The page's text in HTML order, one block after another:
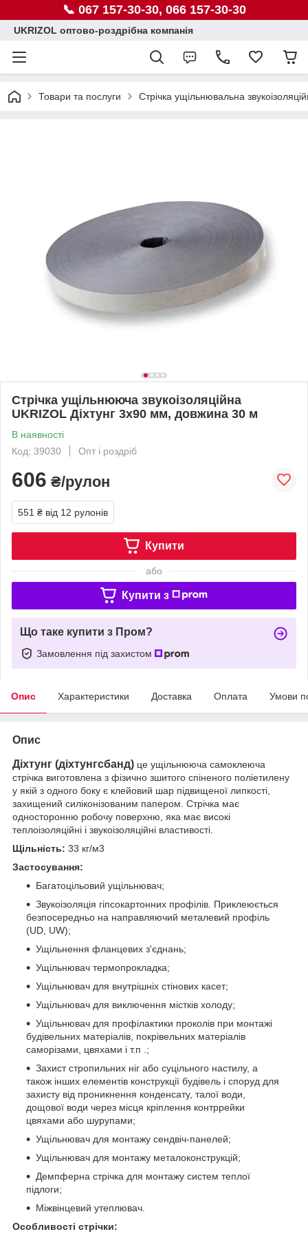
📞 067 157-30-30, 066 157-30-30
UKRIZOL оптово-роздрібна компанія
Товари та послуги Стрічка ущільнювальна
Стрічка ущільнююча звукоізоляційна
UKRIZOL Діхтунг 3х90 мм, довжина 30 м
В наявності
Код: 39030
Опт і роздріб
606 ₴/рулон
551 ₴ від 12 рулонів
Купити
або
Купити з
Що таке купити з Пром?
Замовлення під захистом
Опис Характеристики Доставка Оплата Умови
Опис
Діхтунг (діхтунгсбанд) це ущільнююча самоклеюча
стрічка виготовлена з фізично зшитого спіненого поліетилену
у якій з одного боку є клейовий шар підвищеної липкості,
захищений силіконізованим папером. Стрічка має
односторонню робочу поверхню, яка має високі
теплоізоляційні і звукоізоляційні властивості.
Щільність: 33 кг/м3
Застосування:
Багатоцільовий ущільнювач;
Звукоізоляція гіпсокартонних профілів. Приклеюється
безпосередньо на направляючий металевий профіль
(UD, UW);
Ущільнення фланцевих з'єднань;
Ущільнювач термопрокладка;
Ущільнювач для внутрішніх стінових касет;
Ущільнювач для виключення містків холоду;
Ущільнювач для профілактики проколів при монтажі
будівельних матеріалів, покрівельних матеріалів
саморізами, цвяхами і т.п .;
Захист стропильних ніг або суцільного настилу, а
також інших елементів конструкції будівель і споруд для
захисту від проникнення конденсату, талої води,
дощової води через місця кріплення контррейки
цвяхами або шурупами;
Ущільнювач для монтажу сендвіч-панелей;
Ущільнювач для монтажу металоконструкцій;
Демпферна стрічка для монтажу систем теплої
підлоги;
Міжвінцевий утеплювач.
Особливості стрічки: